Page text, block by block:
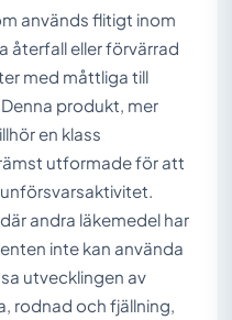
används flitigt inom
återfall eller förvärrad
med måttliga till
produkt, mer
en klass
utformade för att
andra läkemedel har
inte kan använda
utvecklingen av
rodnad och fjällning,